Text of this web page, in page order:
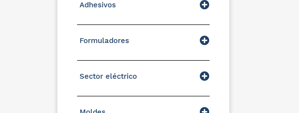
Adhesivos
Formuladores
Sector eléctrico